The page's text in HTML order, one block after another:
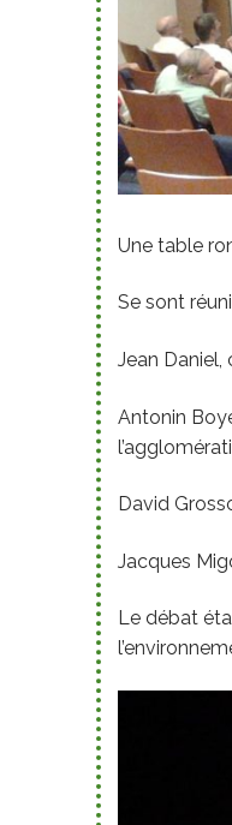
Une table
Se sont
Jean
Antonin
David
Jacques
Le débat